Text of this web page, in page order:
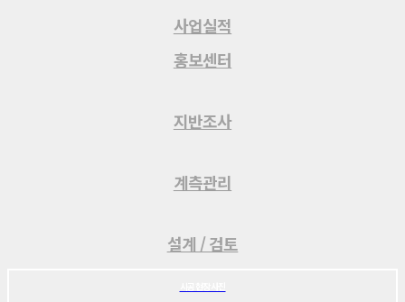
사업실적
홍보센터
지반조사
계측관리
설계 / 검토